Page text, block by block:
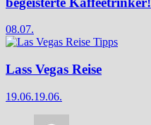
08.07.
Lass Vegas Reise
19.06.19.06.